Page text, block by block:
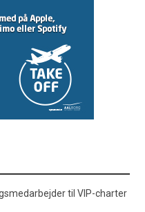
til VIP-charter